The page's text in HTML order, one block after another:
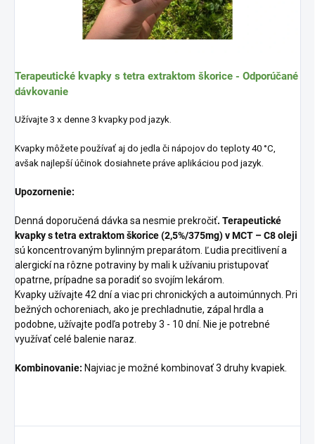
Terapeutické kvapky s tetra extraktom škorice - Odporúčané
dávkovanie
Užívajte 3 x denne 3 kvapky pod jazyk.
Kvapky môžete používať aj do jedla či nápojov do teploty 40 °C,
avšak najlepší účinok dosiahnete práve aplikáciou pod jazyk.
Upozornenie:
Denná doporučená dávka sa nesmie prekročiť. Terapeutické
kvapky s tetra extraktom škorice (2,5%/375mg) v MCT – C8 oleji
sú koncentrovaným bylinným preparátom. Ľudia precitlivení a
alergickí na rôzne potraviny by mali k užívaniu pristupovať
opatrne, prípadne sa poradiť so svojím lekárom.
Kvapky užívajte 42 dní a viac pri chronických a autoimúnnych. Pri
bežných ochoreniach, ako je prechladnutie, zápal hrdla a
podobne, užívajte podľa potreby 3 - 10 dní. Nie je potrebné
využívať celé balenie naraz.
Kombinovanie: Najviac je možné kombinovať 3 druhy kvapiek.